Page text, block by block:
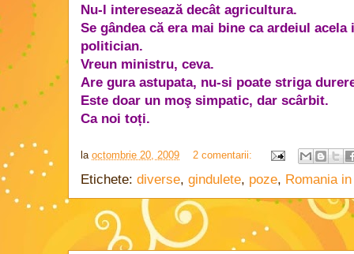
Nu-l interesează decât agricultura.
Se gândea că era mai bine ca ardeiul
politician.
Vreun ministru, ceva.
Are gura astupata, nu-si poate striga
Este doar un moş simpatic, dar scârbit.
Ca noi toți.
la octombrie 20, 2009 2 comentarii:
Etichete: diverse, gindulete, poze, Romania